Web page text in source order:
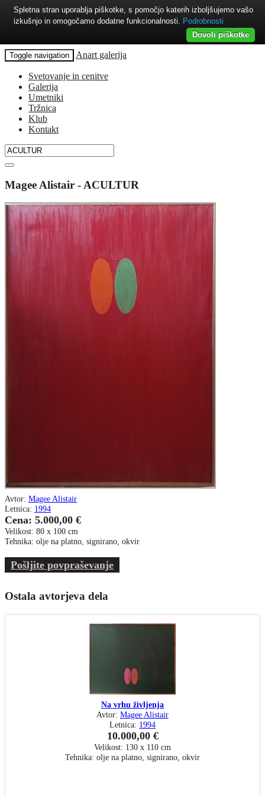
Toggle navigation Anart galerija
Svetovanje in cenitve
Galerija
Umetniki
Tržnica
Klub
Kontakt
Magee Alistair - ACULTUR
Avtor: Magee Alistair
Letnica: 1994
Cena: 5.000,00 €
Velikost: 80 x 100 cm
Tehnika: olje na platno, signirano, okvir
Pošljite povpraševanje
Ostala avtorjeva dela
Na vrhu življenja
Avtor: Magee Alistair
Letnica: 1994
10.000,00 €
Velikost: 130 x 110 cm
Tehnika: olje na platno, signirano, okvir
Spletna stran uporablja piškotke, s pomočjo katerih izboljšujemo vašo
izkušnjo in omogočamo dodatne funkcionalnosti. Podrobnosti
Dovoli piškotke